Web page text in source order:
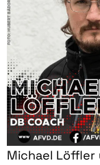
Michael Löffler